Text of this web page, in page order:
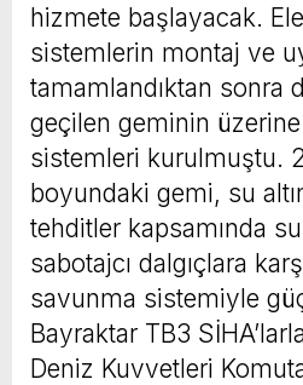
hizmete başlayacak.
sistemlerin montaj ve
tamamlandıktan sonra
geçilen geminin
sistemleri kurulmuştu.
boyundaki gemi, su
tehditler kapsamında
sabotajcı dalgıçlara
savunma sistemiyle
Bayraktar TB3
Deniz Kuvvetleri